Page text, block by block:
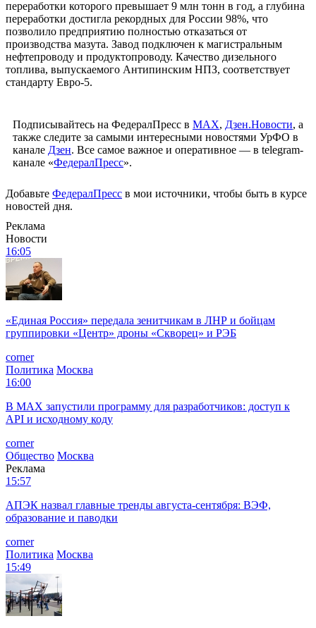
переработки которого превышает 9 млн тонн в год, а глубина
переработки достигла рекордных для России 98%, что
позволило предприятию полностью отказаться от
производства мазута. Завод подключен к магистральным
нефтепроводу и продуктопроводу. Качество дизельного
топлива, выпускаемого Антипинским НПЗ, соответствует
стандарту Евро-5.
Подписывайтесь на ФедералПресс в МАХ, Дзен.Новости, а
также следите за самыми интересными новостями УрФО в
канале Дзен. Все самое важное и оперативное — в telegram-
канале «ФедералПресс».
Добавьте ФедералПресс в мои источники, чтобы быть в курсе
новостей дня.
Реклама
Новости
16:05
«Единая Россия» передала зенитчикам в ЛНР и бойцам
группировки «Центр» дроны «Скворец» и РЭБ
corner
Политика Москва
16:00
В MAX запустили программу для разработчиков: доступ к
API и исходному коду
corner
Общество Москва
Реклама
15:57
АПЭК назвал главные тренды августа-сентября: ВЭФ,
образование и паводки
corner
Политика Москва
15:49